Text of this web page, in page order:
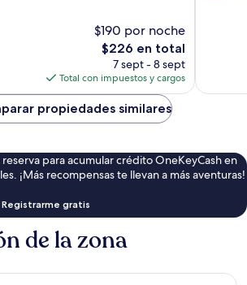
$190 por noche
El
precio
actual
es
de
$226
$226 en total
7 sept - 8 sept
Total con impuestos y cargos
propiedades similares
reserva para acumular crédito OneKeyCash en
¡Más recompensas te llevan a más aventuras!
Registrarme gratis
de la zona